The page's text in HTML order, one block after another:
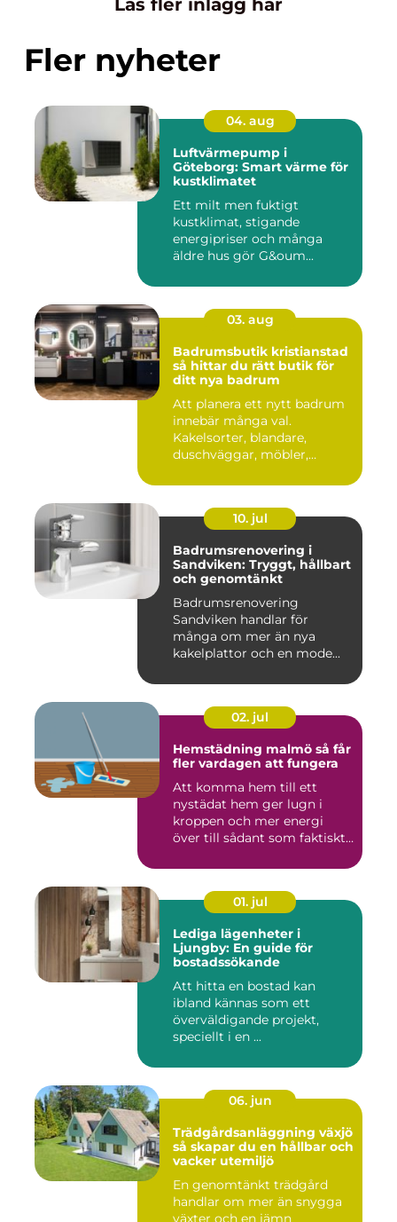
Läs fler inlägg här
Fler nyheter
04. aug
Luftvärmepump i
Göteborg: Smart värme för
kustklimatet
Ett milt men fuktigt
kustklimat, stigande
energipriser och många
äldre hus gör G&oum...
03. aug
Badrumsbutik kristianstad
så hittar du rätt butik för
ditt nya badrum
Att planera ett nytt badrum
innebär många val.
Kakelsorter, blandare,
duschväggar, möbler,
10. jul
Badrumsrenovering i
Sandviken: Tryggt, hållbart
och genomtänkt
Badrumsrenovering
Sandviken handlar för
många om mer än nya
kakelplattor och en mode...
02. jul
Hemstädning malmö så får
fler vardagen att fungera
Att komma hem till ett
nystädat hem ger lugn i
kroppen och mer energi
över till sådant som faktiskt
01. jul
Lediga lägenheter i
Ljungby: En guide för
bostadssökande
Att hitta en bostad kan
ibland kännas som ett
överväldigande projekt,
speciellt i en ...
06. jun
Trädgårdsanläggning växjö
så skapar du en hållbar och
vacker utemiljö
En genomtänkt trädgård
handlar om mer än snygga
växter och en jämn